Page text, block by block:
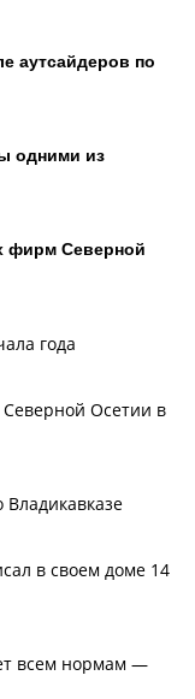
аутсайдеров по
одними из
фирм Северной
года
Осетии в
в своем доме 14
всем нормам —